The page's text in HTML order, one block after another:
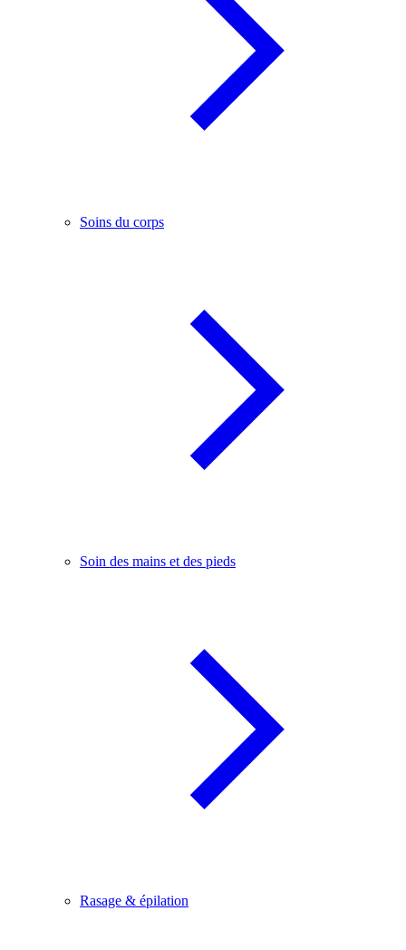
Soins du corps
Soin des mains et des pieds
Rasage & épilation